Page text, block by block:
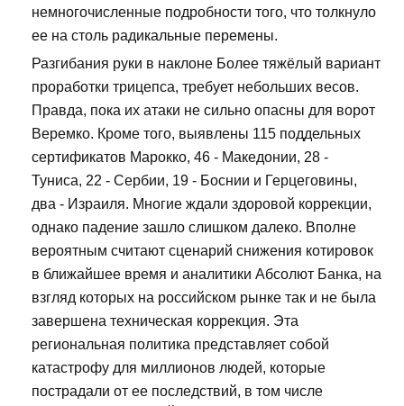
немногочисленные подробности того, что толкнуло
ее на столь радикальные перемены.
Разгибания руки в наклоне Более тяжёлый вариант
проработки трицепса, требует небольших весов.
Правда, пока их атаки не сильно опасны для ворот
Веремко. Кроме того, выявлены 115 поддельных
сертификатов Марокко, 46 - Македонии, 28 -
Туниса, 22 - Сербии, 19 - Боснии и Герцеговины,
два - Израиля. Многие ждали здоровой коррекции,
однако падение зашло слишком далеко. Вполне
вероятным считают сценарий снижения котировок
в ближайшее время и аналитики Абсолют Банка, на
взгляд которых на российском рынке так и не была
завершена техническая коррекция. Эта
региональная политика представляет собой
катастрофу для миллионов людей, которые
пострадали от ее последствий, в том числе